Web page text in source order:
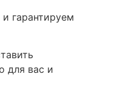
гарантируем
для вас и